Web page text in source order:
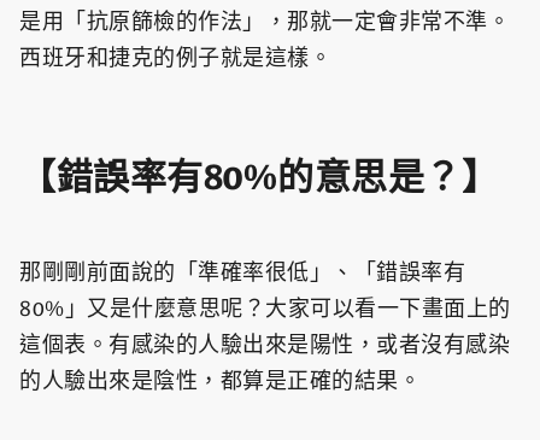
是用「抗原篩檢的作法」，那就一定會非常不準。
西班牙和捷克的例子就是這樣。
【錯誤率有80%的意思是？】
那剛剛前面說的「準確率很低」、「錯誤率有
80%」又是什麼意思呢？大家可以看一下畫面上的
這個表。有感染的人驗出來是陽性，或者沒有感染
的人驗出來是陰性，都算是正確的結果。